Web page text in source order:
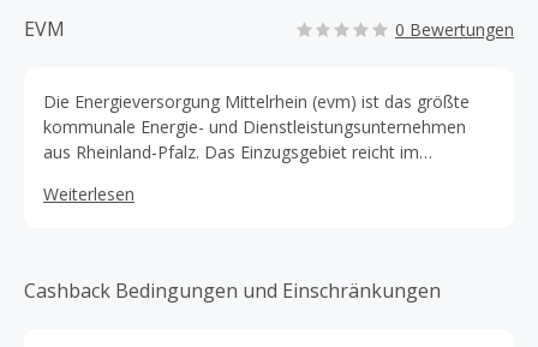
EVM 0 Bewertungen
Die Energieversorgung Mittelrhein (evm) ist das größte
kommunale Energie- und Dienstleistungsunternehmen
aus Rheinland-Pfalz. Das Einzugsgebiet reicht im
Hunsrück und die Eifel bis hin zur Landesgrenze
Telekommunikation und kompetentem Service.
Weiterlesen
Cashback Bedingungen und Einschränkungen